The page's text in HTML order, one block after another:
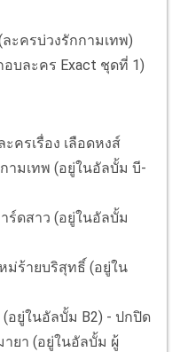
ะครบ่วงรักกามเทพ)
อบละคร Exact ชุดที่ 1)
ะครเรื่อง เลือดหงส์
มเทพ (อยู่ในอัลบั้ม บี-
ร์ดสาว (อยู่ในอัลบั้ม
ม่ร้ายบริสุทธิ์ (อยู่ใน
(อยู่ในอัลบั้ม B2) - ปกปิด
ายา (อยู่ในอัลบั้ม ผู้